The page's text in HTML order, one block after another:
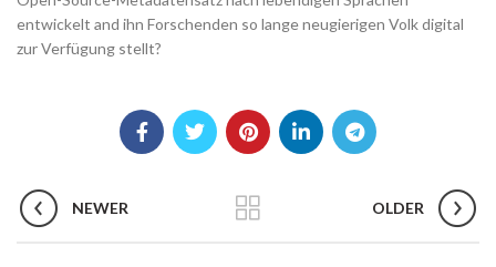
entwickelt and ihn Forschenden so lange neugierigen Volk digital
zur Verfügung stellt?
NEWER OLDER